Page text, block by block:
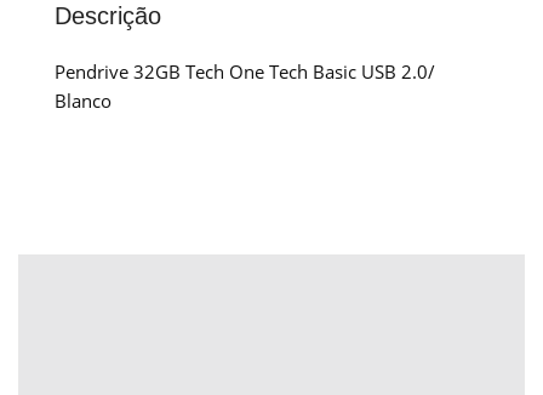
Descrição
Pendrive 32GB Tech One Tech Basic USB 2.0/
Blanco